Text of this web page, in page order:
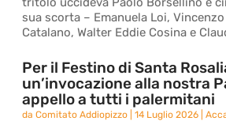
sua scorta – Emanuela Loi,
Catalano, Walter Eddie Cosina e
Per il Festino di Santa
un’invocazione alla nostra
appello a tutti i palermitani
daComitato Addiopizzo |14 Luglio 2026 |